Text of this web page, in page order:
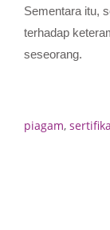
Sementara itu,
terhadap
seseorang.
piagam,